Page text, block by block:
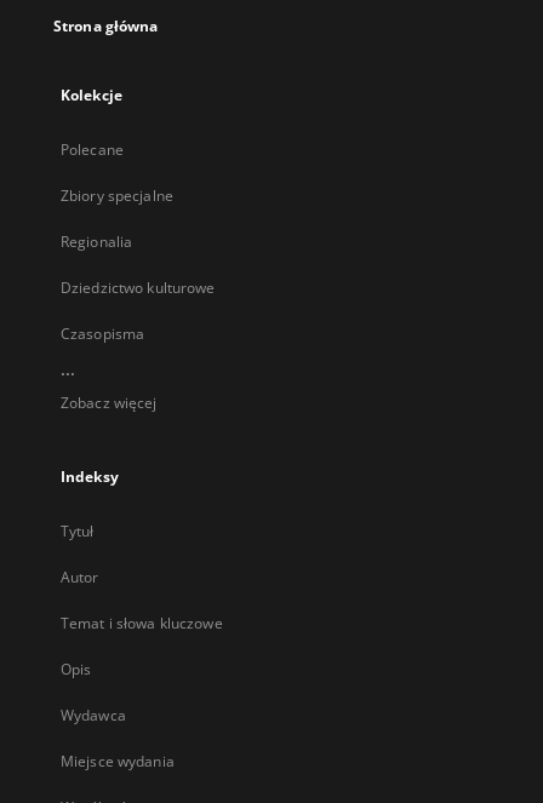
Strona główna
Kolekcje
Polecane
Zbiory specjalne
Regionalia
Dziedzictwo kulturowe
Czasopisma
...
Zobacz więcej
Indeksy
Tytuł
Autor
Temat i słowa kluczowe
Opis
Wydawca
Miejsce wydania